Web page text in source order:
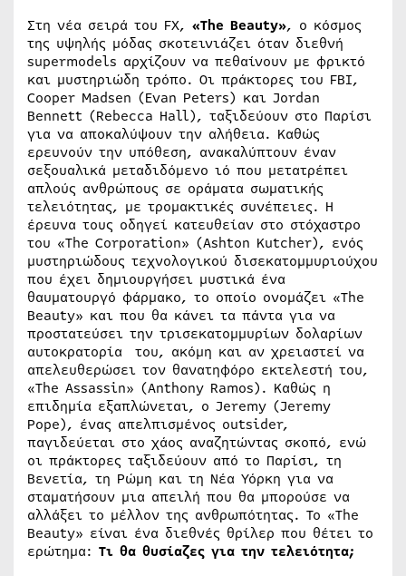
Στη νέα σειρά του FX, «The Beauty», ο κόσμος
της υψηλής μόδας σκοτεινιάζει όταν διεθνή
supermodels αρχίζουν να πεθαίνουν με φρικτό
και μυστηριώδη τρόπο. Οι πράκτορες του FBI,
Cooper Madsen (Evan Peters) και Jordan
Bennett (Rebecca Hall), ταξιδεύουν στο Παρίσι
για να αποκαλύψουν την αλήθεια. Καθώς
ερευνούν την υπόθεση, ανακαλύπτουν έναν
σεξουαλικά μεταδιδόμενο ιό που μετατρέπει
απλούς ανθρώπους σε οράματα σωματικής
τελειότητας, με τρομακτικές συνέπειες. Η
έρευνα τους οδηγεί κατευθείαν στο στόχαστρο
του «The Corporation» (Ashton Kutcher), ενός
μυστηριώδους τεχνολογικού δισεκατομμυριούχου
που έχει δημιουργήσει μυστικά ένα
θαυματουργό φάρμακο, το οποίο ονομάζει «The
Beauty» και που θα κάνει τα πάντα για να
προστατεύσει την τρισεκατομμυρίων δολαρίων
αυτοκρατορία του, ακόμη και αν χρειαστεί να
απελευθερώσει τον θανατηφόρο εκτελεστή του,
«The Assassin» (Anthony Ramos). Καθώς η
επιδημία εξαπλώνεται, ο Jeremy (Jeremy
Pope), ένας απελπισμένος outsider,
παγιδεύεται στο χάος αναζητώντας σκοπό, ενώ
οι πράκτορες ταξιδεύουν από το Παρίσι, τη
Βενετία, τη Ρώμη και τη Νέα Υόρκη για να
σταματήσουν μια απειλή που θα μπορούσε να
αλλάξει το μέλλον της ανθρωπότητας. Το «The
Beauty» είναι ένα διεθνές θρίλερ που θέτει το
ερώτημα: Τι θα θυσίαζες για την τελειότητα;